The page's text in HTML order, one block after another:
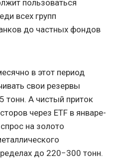
пользоваться
всех групп
до частных фондов
в этот период
свои резервы
тонн. А чистый приток
через ETF в январе-
на золото
до 220−300 тонн.